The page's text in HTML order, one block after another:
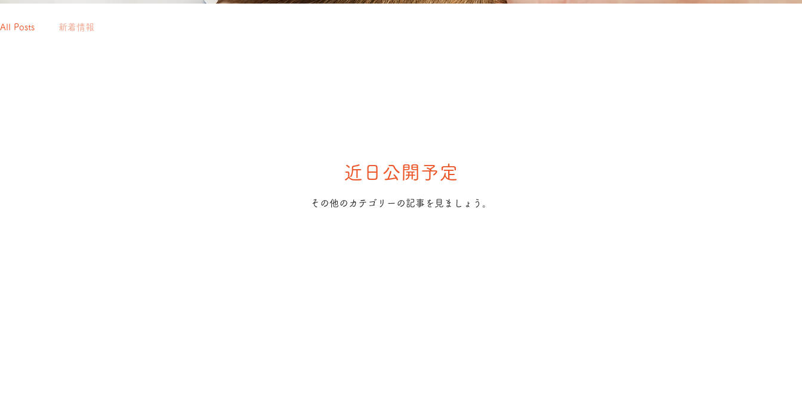
All Posts 新着情報
近日公開予定
その他のカテゴリーの記事を見ましょう。